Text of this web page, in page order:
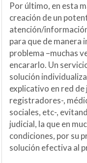
Por último, en esta
creación de un
atención/
para que de manera
problema –muchas
encararlo. Un
solución
explicativo en red
registradores-,
sociales, etc-,
judicial, la que en
condiciones, por su
solución efectiva al